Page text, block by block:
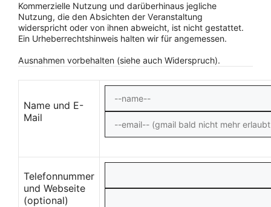
Kommerzielle Nutzung und darüberhinaus jegliche
Nutzung, die den Absichten der Veranstaltung
widerspricht oder von ihnen abweicht, ist nicht gestattet.
Ein Urheberrechtshinweis halten wir für angemessen.
Ausnahmen vorbehalten (siehe auch Widerspruch).
Name und E-
Mail
Telefonnummer
und Webseite
(optional)